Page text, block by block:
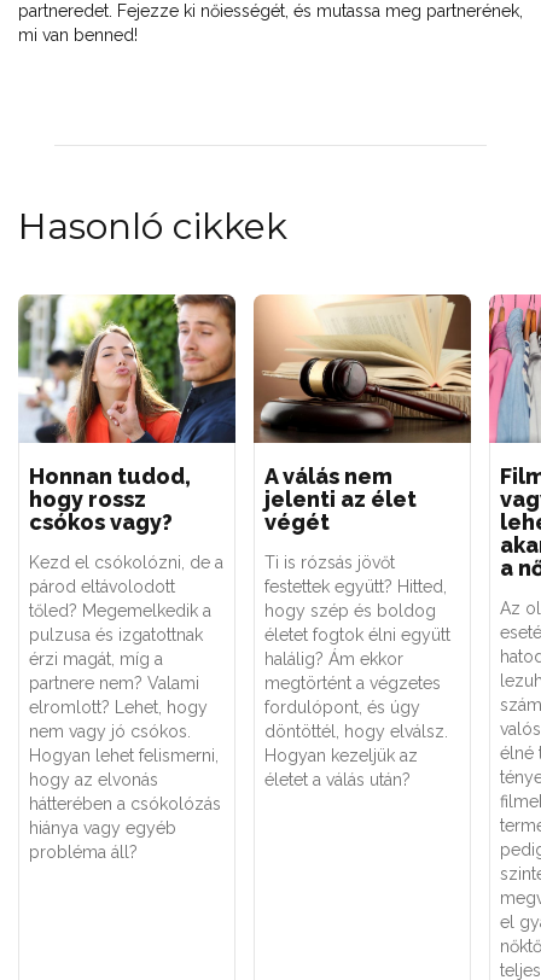
partneredet. Fejezze ki nőiességét, és mutassa meg partnerének,
mi van benned!
Hasonló cikkek
Honnan tudod,
hogy rossz
csókos vagy?
Kezd el csókolózni, de a
párod eltávolodott
tőled? Megemelkedik a
pulzusa és izgatottnak
érzi magát, míg a
partnere nem? Valami
elromlott? Lehet, hogy
nem vagy jó csókos.
Hogyan lehet felismerni,
hogy az elvonás
hátterében a csókolózás
hiánya vagy egyéb
probléma áll?
A válás nem
jelenti az élet
végét
Ti is rózsás jövőt
festettek együtt? Hitted,
hogy szép és boldog
életet fogtok élni együtt
halálig? Ám ekkor
megtörtént a végzetes
fordulópont, és úgy
döntöttél, hogy elválsz.
Hogyan kezeljük az
életet a válás után?
a
Az
élné
el